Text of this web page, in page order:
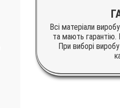
Всі матеріали
та мають гарантію.
При виборі